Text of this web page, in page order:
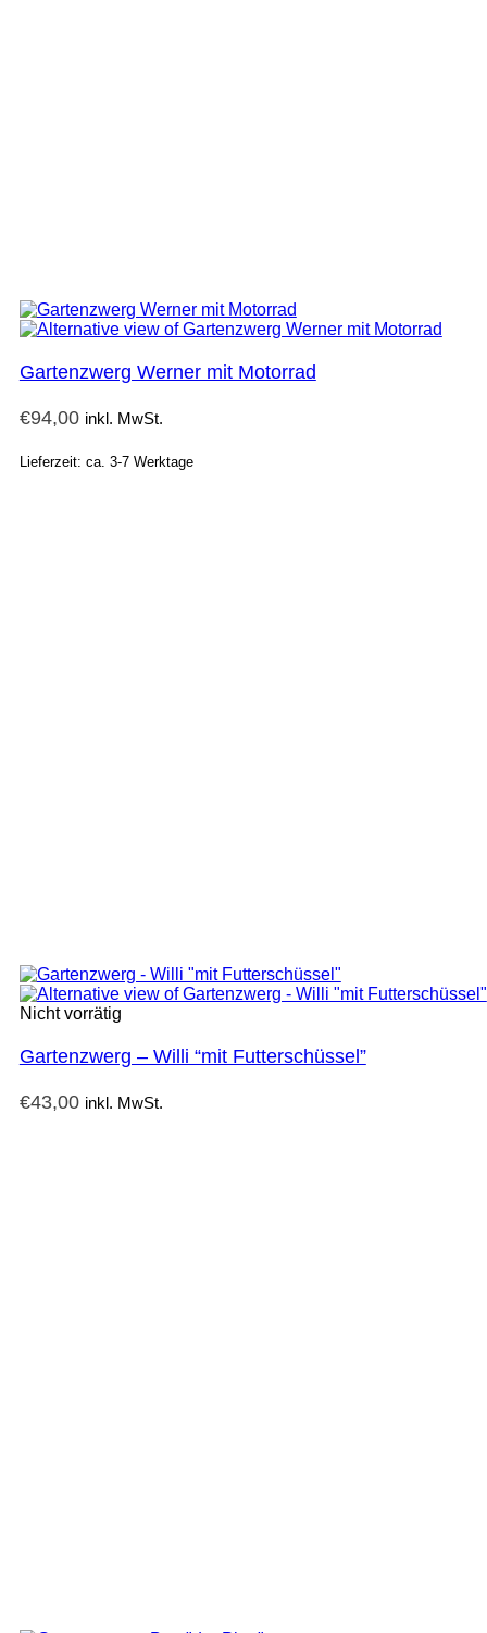
Gartenzwerg Werner mit Motorrad
€94,00 inkl. MwSt.
Lieferzeit: ca. 3-7 Werktage
Nicht vorrätig
Gartenzwerg – Willi “mit Futterschüssel”
€43,00 inkl. MwSt.